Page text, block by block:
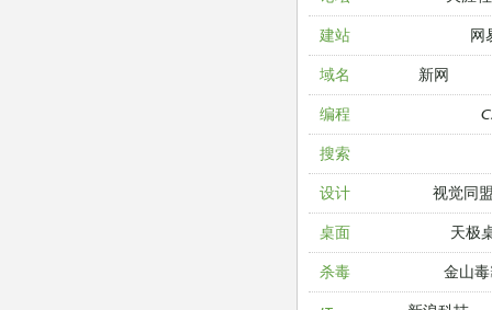
建站 网
域名 新网
编程
搜索
设计 视觉同
桌面 天极
杀毒 金山